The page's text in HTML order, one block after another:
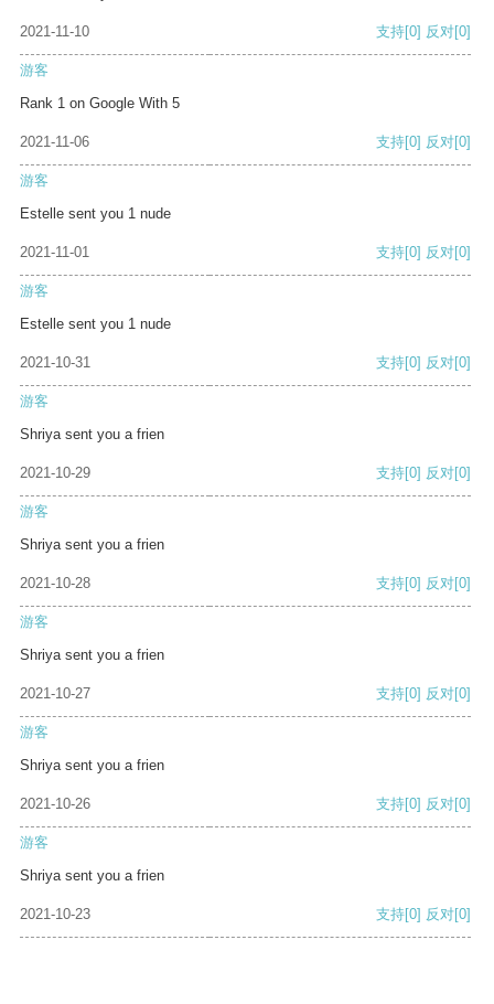
2021-11-10 支持[0] 反对[0]
游客
Rank 1 on Google With 5
2021-11-06 支持[0] 反对[0]
游客
Estelle sent you 1 nude
2021-11-01 支持[0] 反对[0]
游客
Estelle sent you 1 nude
2021-10-31 支持[0] 反对[0]
游客
Shriya sent you a frien
2021-10-29 支持[0] 反对[0]
游客
Shriya sent you a frien
2021-10-28 支持[0] 反对[0]
游客
Shriya sent you a frien
2021-10-27 支持[0] 反对[0]
游客
Shriya sent you a frien
2021-10-26 支持[0] 反对[0]
游客
Shriya sent you a frien
2021-10-23 支持[0] 反对[0]